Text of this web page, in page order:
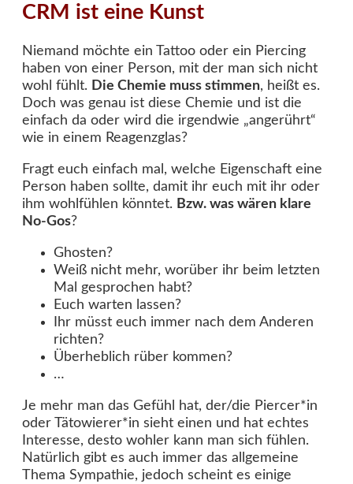
CRM ist eine Kunst
Niemand möchte ein Tattoo oder ein Piercing
haben von einer Person, mit der man sich nicht
wohl fühlt. Die Chemie muss stimmen, heißt es.
Doch was genau ist diese Chemie und ist die
einfach da oder wird die irgendwie „angerührt“
wie in einem Reagenzglas?
Fragt euch einfach mal, welche Eigenschaft eine
Person haben sollte, damit ihr euch mit ihr oder
ihm wohlfühlen könntet. Bzw. was wären klare
No-Gos?
Ghosten?
Weiß nicht mehr, worüber ihr beim letzten
Mal gesprochen habt?
Euch warten lassen?
Ihr müsst euch immer nach dem Anderen
richten?
Überheblich rüber kommen?
…
Je mehr man das Gefühl hat, der/die Piercer*in
oder Tätowierer*in sieht einen und hat echtes
Interesse, desto wohler kann man sich fühlen.
Natürlich gibt es auch immer das allgemeine
Thema Sympathie, jedoch scheint es einige